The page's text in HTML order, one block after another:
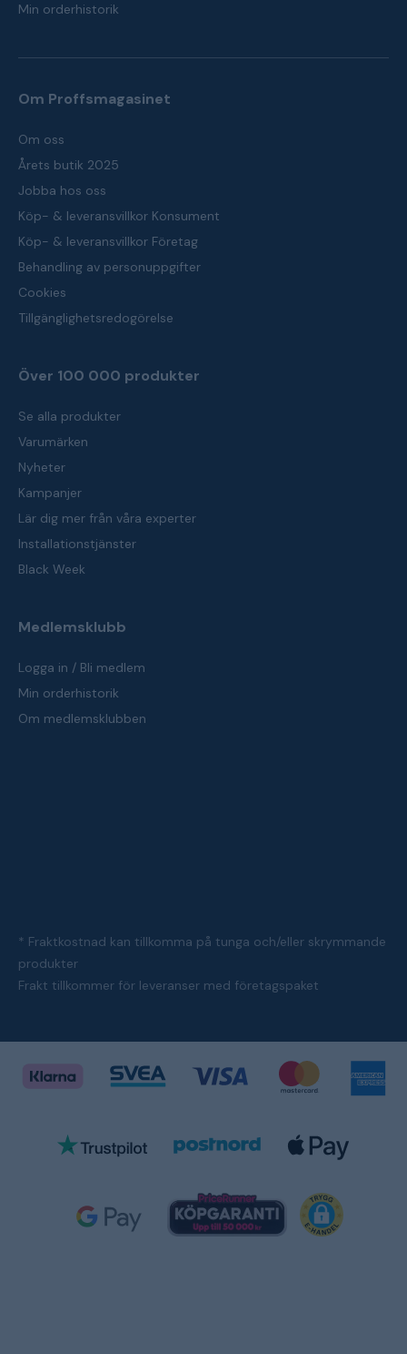
Min orderhistorik
Om Proffsmagasinet
Om oss
Årets butik 2025
Jobba hos oss
Köp- & leveransvillkor Konsument
Köp- & leveransvillkor Företag
Behandling av personuppgifter
Cookies
Tillgänglighetsredogörelse
Över 100 000 produkter
Se alla produkter
Varumärken
Nyheter
Kampanjer
Lär dig mer från våra experter
Installationstjänster
Black Week
Medlemsklubb
Logga in / Bli medlem
Min orderhistorik
Om medlemsklubben
* Fraktkostnad kan tillkomma på tunga och/eller skrymmande
produkter
Frakt tillkommer för leveranser med företagspaket